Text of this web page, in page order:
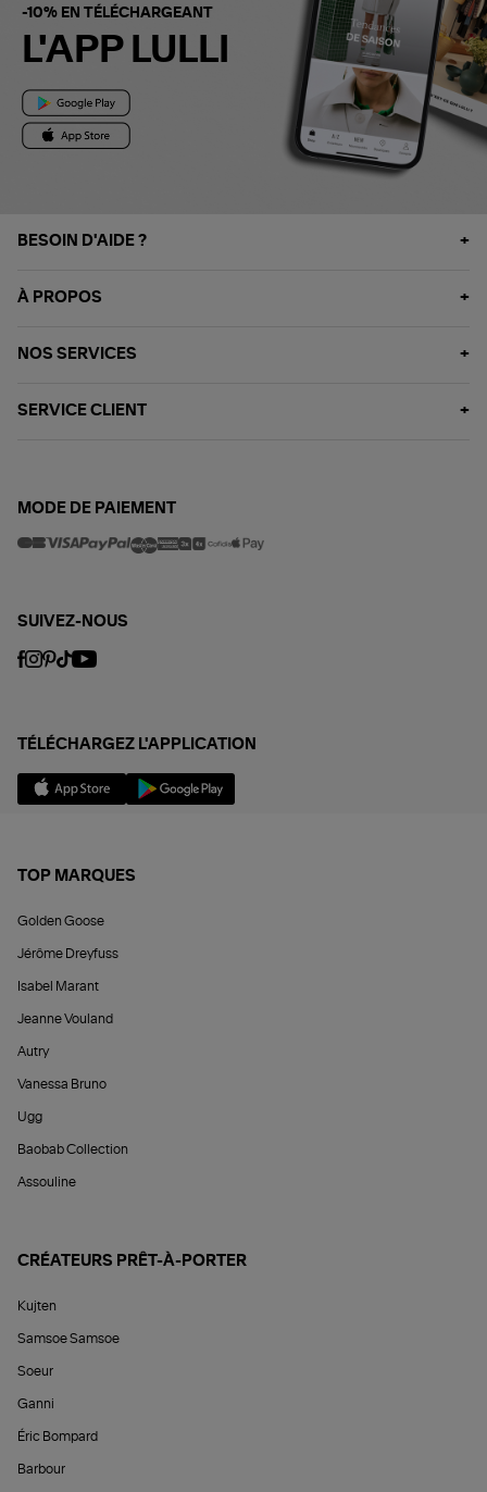
-10% EN TÉLÉCHARGEANT
L'APP LULLI
BESOIN D'AIDE ?
À PROPOS
NOS SERVICES
SERVICE CLIENT
MODE DE PAIEMENT
SUIVEZ-NOUS
TÉLÉCHARGEZ L'APPLICATION
TOP MARQUES
Golden Goose
Jérôme Dreyfuss
Isabel Marant
Jeanne Vouland
Autry
Vanessa Bruno
Ugg
Baobab Collection
Assouline
CRÉATEURS PRÊT-À-PORTER
Kujten
Samsoe Samsoe
Soeur
Ganni
Éric Bompard
Barbour